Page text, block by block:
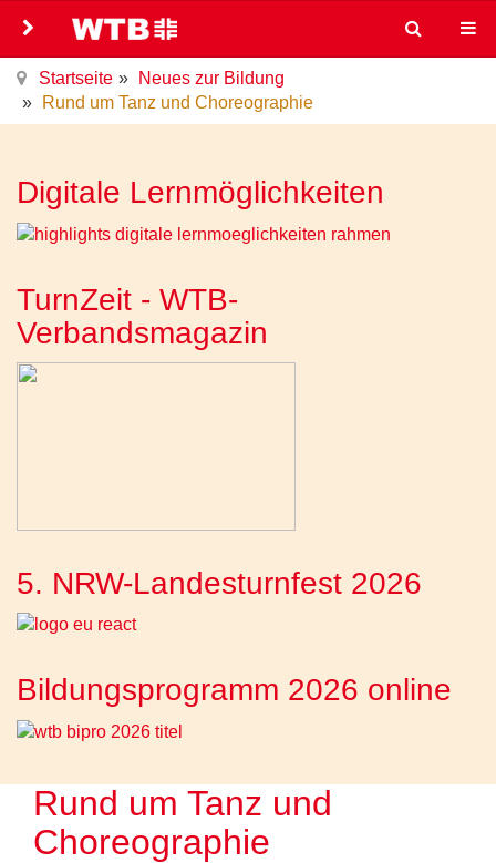
Startseite
Neues zur Bildung
Rund um Tanz und Choreographie
Digitale Lernmöglichkeiten
TurnZeit - WTB-
Verbandsmagazin
5. NRW-Landesturnfest 2026
Bildungsprogramm 2026 online
Rund um Tanz und
Choreographie